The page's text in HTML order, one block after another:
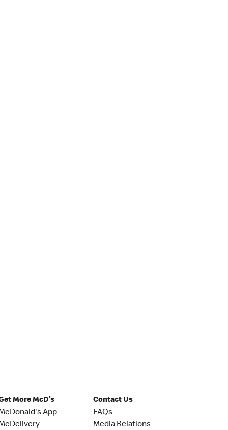
More McD's
App
Contact Us
FAQs
Media Relations